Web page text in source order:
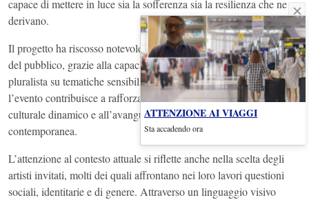
capace di mettere in luce sia la sofferenza sia la resilienza che ne
derivano.
Il progetto ha riscosso notevole attenzione da parte della critica e
del pubblico, grazie alla capacità di stimolare un dialogo aperto e
pluralista su tematiche sensibili e spesso marginalizzate. Inoltre,
l’evento contribuisce a rafforzare la posizione di Roma come polo
culturale dinamico e all’avanguardia nel panorama dell’arte
contemporanea.
L’attenzione al contesto attuale si riflette anche nella scelta degli
artisti invitati, molti dei quali affrontano nei loro lavori questioni
sociali, identitarie e di genere. Attraverso un linguaggio visivo
ATTENZIONE AI VIAGGI
Sta accadendo ora